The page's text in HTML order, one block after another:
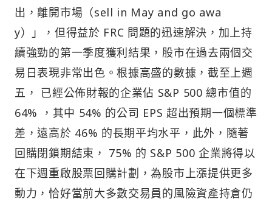
出，離開市場（sell in May and go awa
y）」，但得益於 FRC 問題的迅速解決，加上持
續強勁的第一季度獲利結果，股市在過去兩個交
易日表現非常出色。根據高盛的數據，截至上週
五， 已經公佈財報的企業佔 S&P 500 總市值的
64% ，其中 54% 的公司 EPS 超出預期一個標準
差，遠高於 46% 的長期平均水平，此外，隨著
回購閉鎖期結束， 75% 的 S&P 500 企業將得以
在下週重啟股票回購計劃，為股市上漲提供更多
動力，恰好當前大多數交易員的風險資產持倉仍